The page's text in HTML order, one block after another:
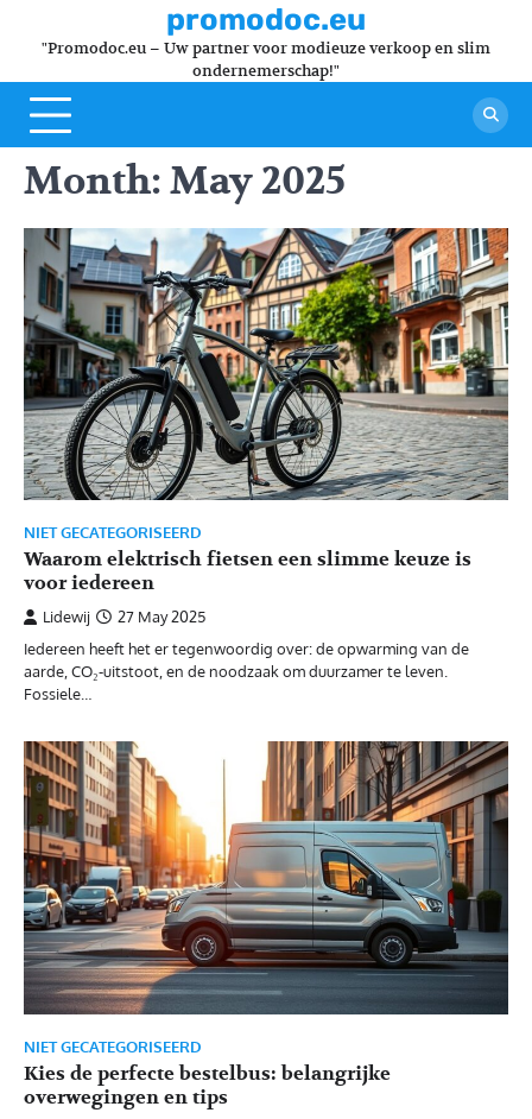
promodoc.eu
"Promodoc.eu – Uw partner voor modieuze verkoop en slim
ondernemerschap!"
Month: May 2025
NIET GECATEGORISEERD
Waarom elektrisch fietsen een slimme keuze is
voor iedereen
Lidewij
27 May 2025
Iedereen heeft het er tegenwoordig over: de opwarming van de
aarde, CO₂-uitstoot, en de noodzaak om duurzamer te leven.
Fossiele…
NIET GECATEGORISEERD
Kies de perfecte bestelbus: belangrijke
overwegingen en tips